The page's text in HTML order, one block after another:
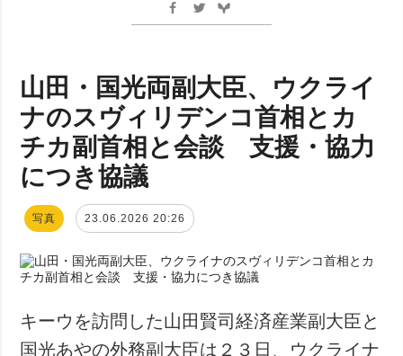
山田・国光両副大臣、ウクライ
ナのスヴィリデンコ首相とカ
チカ副首相と会談 支援・協力
につき協議
写真 23.06.2026 20:26
キーウを訪問した山田賢司経済産業副大臣と
国光あやの外務副大臣は２３日、ウクライナ